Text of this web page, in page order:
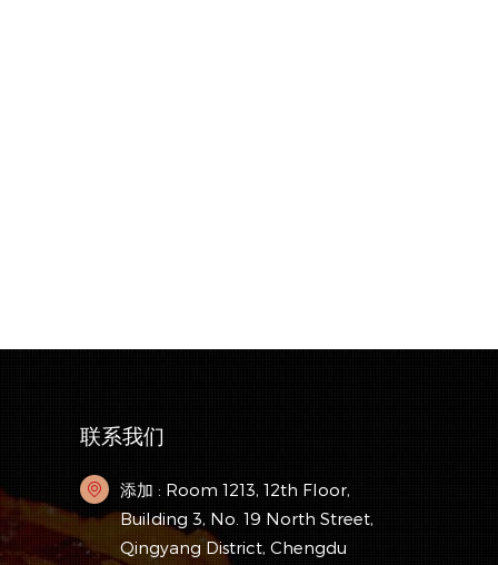
联系我们
添加 : Room 1213, 12th Floor,
Building 3, No. 19 North Street,
Qingyang District, Chengdu